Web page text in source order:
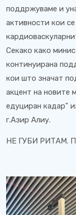
поддржуваме и
активности кои
Секако како
континуирана
кои што значат
акцент на новите
едуциран кадар"
г.Азир Алиу.
НЕ ГУБИ РИТАМ.